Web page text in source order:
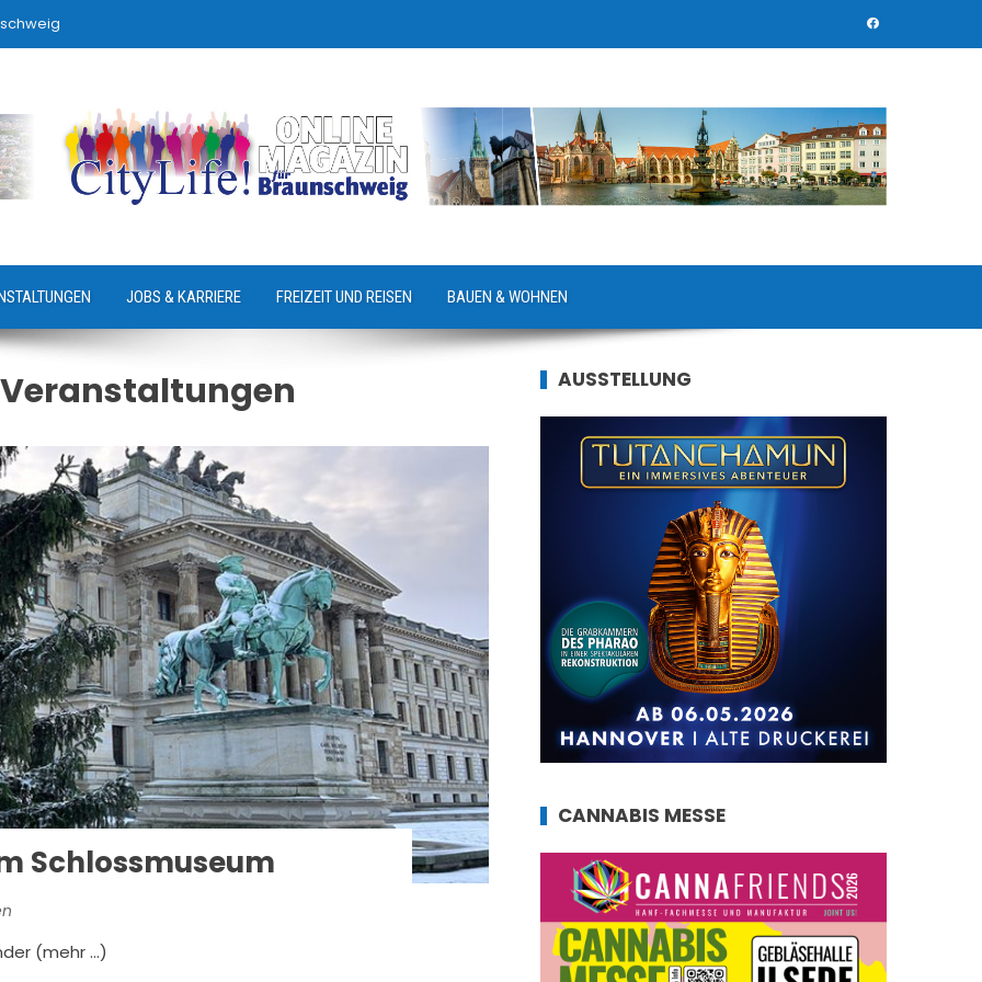
JOBS & KARRIERE FREIZEIT UND REISEN BAUEN & WOHNEN
Schlossmuseum
(mehr …)
AUSSTELLUNG
CANNABIS MESSE